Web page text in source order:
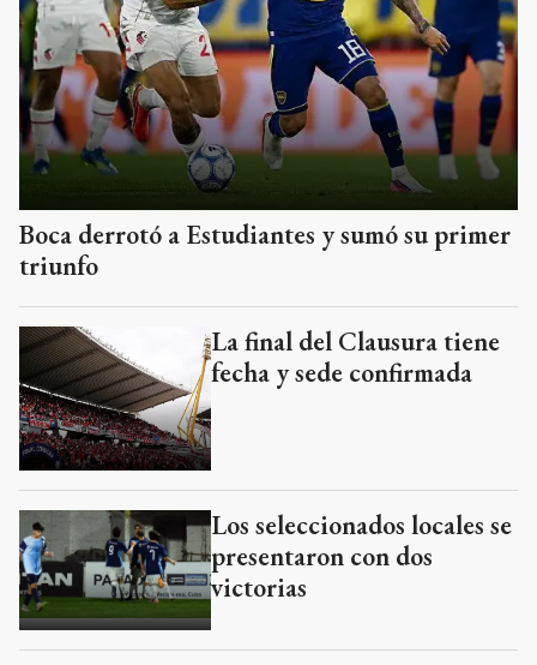
Boca derrotó a Estudiantes y sumó su primer
triunfo
La final del Clausura tiene
fecha y sede confirmada
Los seleccionados locales se
presentaron con dos
victorias